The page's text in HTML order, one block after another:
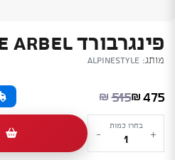
פינגרבורד ALPINESTYLE ARBEL
מותג: Alpinestyle
₪ 515
המחיר המקורי היה: ₪515.
₪ 475
המחיר הנוכחי הוא: ₪475.
+
כמות
של
בחרו כמות
-